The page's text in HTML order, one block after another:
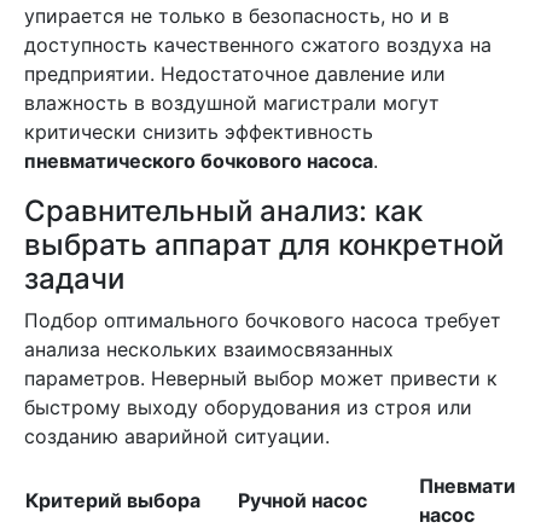
упирается не только в безопасность, но и в
доступность качественного сжатого воздуха на
предприятии. Недостаточное давление или
влажность в воздушной магистрали могут
критически снизить эффективность
пневматического бочкового насоса.
Сравнительный анализ: как
выбрать аппарат для конкретной
задачи
Подбор оптимального бочкового насоса требует
анализа нескольких взаимосвязанных
параметров. Неверный выбор может привести к
быстрому выходу оборудования из строя или
созданию аварийной ситуации.
Критерий выбора Ручной насос
насос